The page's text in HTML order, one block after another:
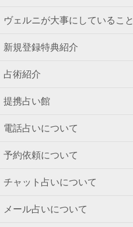
ヴェルニが大事にしていること
新規登録特典紹介
占術紹介
提携占い館
電話占いについて
予約依頼について
チャット占いについて
メール占いについて